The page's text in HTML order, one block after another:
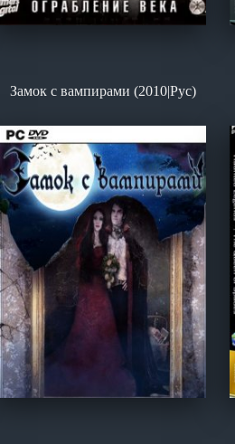
Замок с вампирами (2010|Рус)